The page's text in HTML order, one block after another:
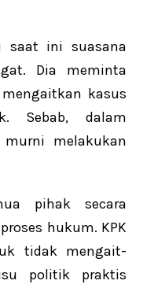
saat ini suasana
Dia meminta
kasus
Sebab, dalam
melakukan
pihak secara
hukum. KPK
tidak mengait-
politik praktis